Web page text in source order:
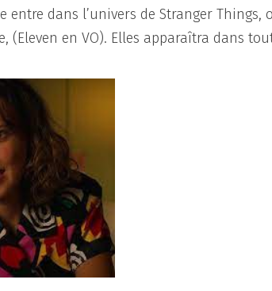
entre dans l’univers de Stranger
(Eleven en VO). Elles apparaîtra dans